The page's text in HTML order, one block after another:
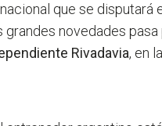
que se disputará
grandes novedades pasa
Rivadavia, en